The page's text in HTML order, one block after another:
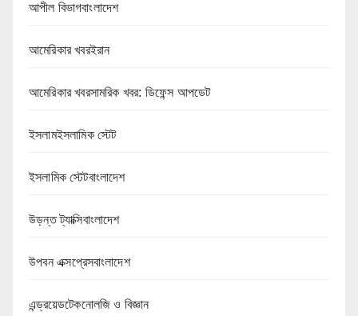
আপীল বিভাগবাংলাদেশ
আমেরিকার খবরইরান
আমেরিকার খবরসামরিক খবর: ডিফেন্স আপডেট
ইসলামইসলামিক স্টেট
ইসলামিক স্টেটবাংলাদেশ
উড়ন্ত ট্যাক্সিবাংলাদেশ
উপবন এক্সপ্রেসবাংলাদেশ
এন্ড্রয়েডটেকনোলজি ও বিজ্ঞান